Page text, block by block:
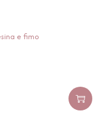
e fimo